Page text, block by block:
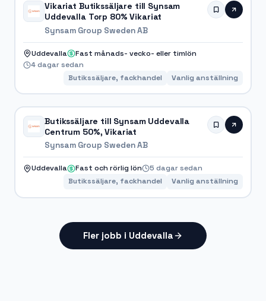
Vikariat Butikssäljare till Synsam
Uddevalla Torp 80% Vikariat
Synsam Group Sweden AB
Uddevalla
Fast månads- vecko- eller timlön
4 dagar sedan
Butikssäljare, fackhandel
Vanlig anställning
Butikssäljare till Synsam Uddevalla
Centrum 50%, Vikariat
Synsam Group Sweden AB
Uddevalla Fast och rörlig lön
5 dagar sedan
Butikssäljare, fackhandel
Vanlig anställning
Fler jobb i Uddevalla